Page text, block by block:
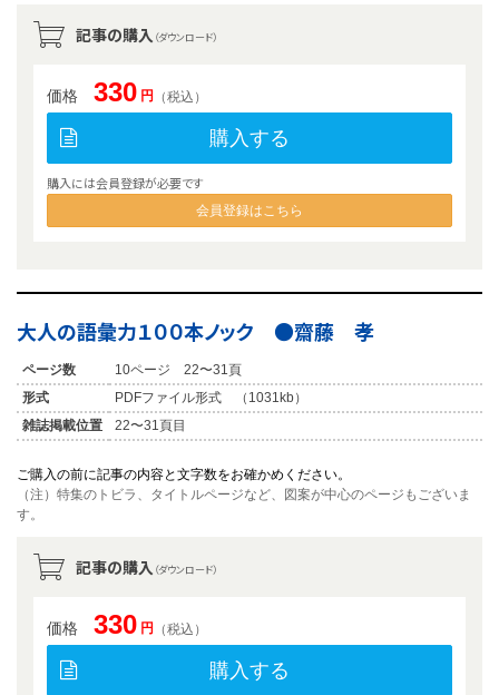
記事の購入 （ダウンロード）
価格 330 円 （税込）
購入する
購入には会員登録が必要です
会員登録はこちら
大人の語彙力１００本ノック ●齋藤 孝
ページ数
10ページ 22〜31頁
形式
PDFファイル形式 （1031kb）
雑誌掲載位置
22〜31頁目
ご購入の前に記事の内容と文字数をお確かめください。
（注）特集のトビラ、タイトルページなど、図案が中心のページもございま
す。
記事の購入 （ダウンロード）
価格 330 円 （税込）
購入する